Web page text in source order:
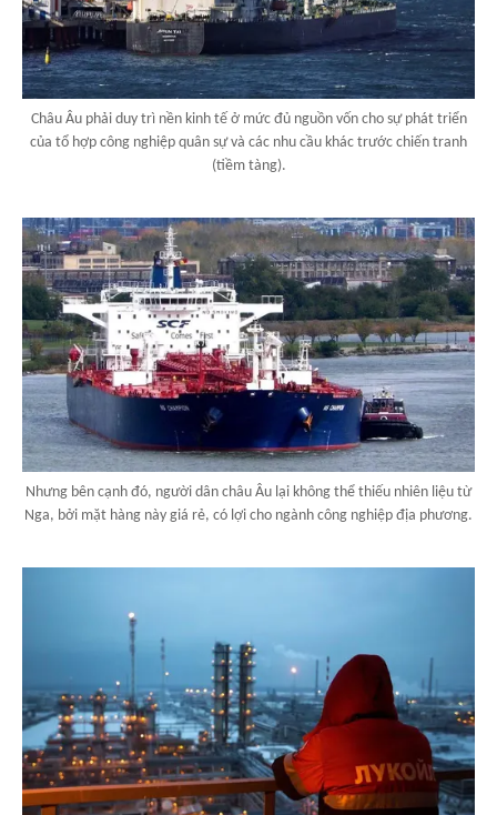
Châu Âu phải duy trì nền kinh tế ở mức đủ nguồn vốn cho sự phát triển
của tổ hợp công nghiệp quân sự và các nhu cầu khác trước chiến tranh
(tiềm tàng).
Nhưng bên cạnh đó, người dân châu Âu lại không thể thiếu nhiên liệu từ
Nga, bởi mặt hàng này giá rẻ, có lợi cho ngành công nghiệp địa phương.